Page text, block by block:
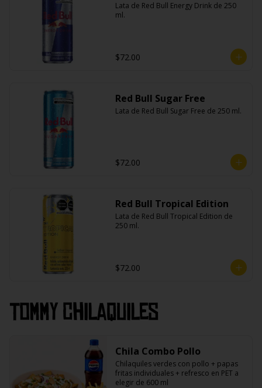
Lata de Red Bull Energy Drink de 250
ml.
$72.00
Red Bull Sugar Free
Lata de Red Bull Sugar Free de 250 ml.
$72.00
Red Bull Tropical Edition
Lata de Red Bull Tropical Edition de
250 ml.
$72.00
Tommy Chilaquiles
Chila Combo Pollo
Chilaquiles verdes con pollo + papas
fritas individuales + refresco en PET a
elegir de 600 ml